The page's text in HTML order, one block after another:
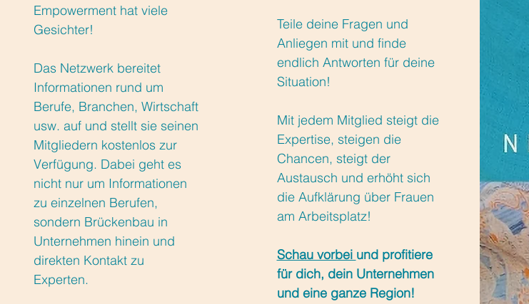
Empowerment hat viele
Gesichter!
Das Netzwerk bereitet
Informationen rund um
Berufe, Branchen, Wirtschaft
usw. auf und stellt sie seinen
Mitgliedern kostenlos zur
Verfügung. Dabei geht es
nicht nur um Informationen
zu einzelnen Berufen,
sondern Brückenbau in
Unternehmen hinein und
direkten Kontakt zu
Experten.
Teile deine Fragen und
Anliegen mit und finde
endlich Antworten für deine
Situation!
Mit jedem Mitglied steigt die
Expertise, steigen die
Chancen, steigt der
Austausch und erhöht sich
die Aufklärung über Frauen
am Arbeitsplatz!
Schau vorbei und profitiere
für dich, dein Unternehmen
und eine ganze Region!